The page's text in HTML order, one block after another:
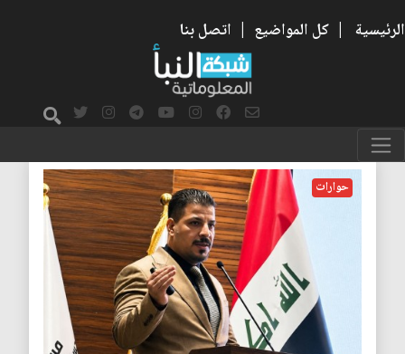
الرئيسية | كل المواضيع | اتصل بنا
حوارات